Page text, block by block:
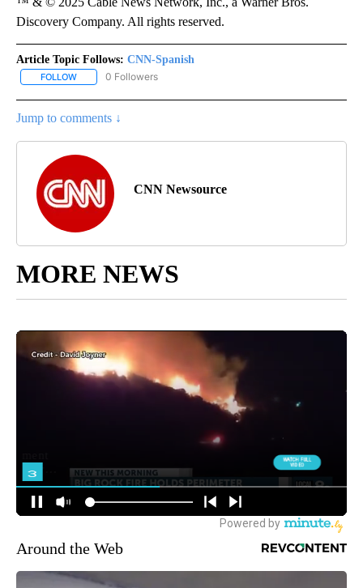
Discovery Company. All rights reserved.
Article Topic Follows: CNN-Spanish
FOLLOW FOLLOW "CNN-SPANISH" TO RECEIVE NOTIFICATIONS ABOUT
0 Followers
Jump to comments ↓
CNN Newsource
MORE NEWS
Around the Web